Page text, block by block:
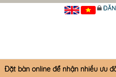
Đặt bàn online để nhận nhiều ưu